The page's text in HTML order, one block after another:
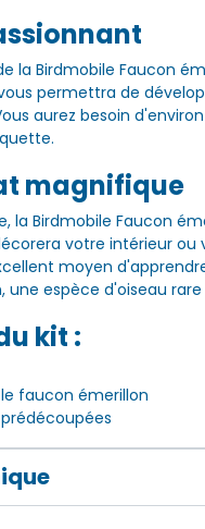
la Birdmobile Faucon
permettra de
aurez besoin
magnifique
la Birdmobile Faucon
votre intérieur ou
moyen
une espèce d'oiseau
kit :
faucon émerillon